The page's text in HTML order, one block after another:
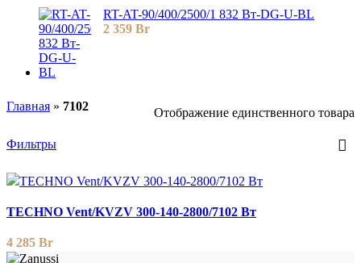
RT-AT-90/400/2500/1 832 Вт-DG-U-BL
2 359 Br
Главная » 7102 Отображение единственного товара
Фильтры
TECHNO Vent/KVZV 300-140-2800/7102 Вт
4 285 Br